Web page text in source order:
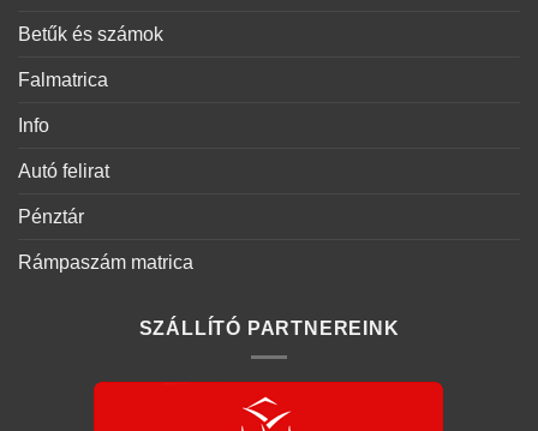
Betűk és számok
Falmatrica
Info
Autó felirat
Pénztár
Rámpaszám matrica
SZÁLLÍTÓ PARTNEREINK